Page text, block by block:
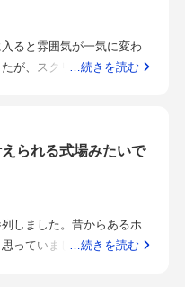
部屋がありました。入口
部鉄器の展示もお客様に好
させていただいた感じで
はないようでした。食べ
きました。軽井沢にあり
な神前式の部屋。広い美
設備。素敵なスタッフさ
。設備が充実したこのホ
思います。
ると雰囲気が一気に変わ
が、スクリーンが四方八
た。プチギフトを少し節
自分達で作り展示しまし
した方には驚かれましま
露宴後に食事しましたが
あるため、田舎的な風景
なく遠方から来て頂けた
披露宴当日まで、親身に
…続きを読む
られる式場みたいで
しました。昔からあるホ
っていましたが、意外と
…続きを読む